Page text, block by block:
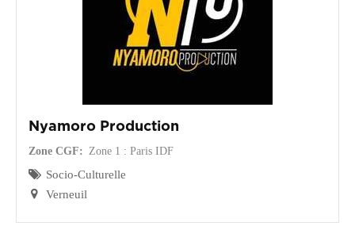
Nyamoro Production
Zone CGF Zone 1 : Paris IDF
Socio-Culturelle
Verneuil